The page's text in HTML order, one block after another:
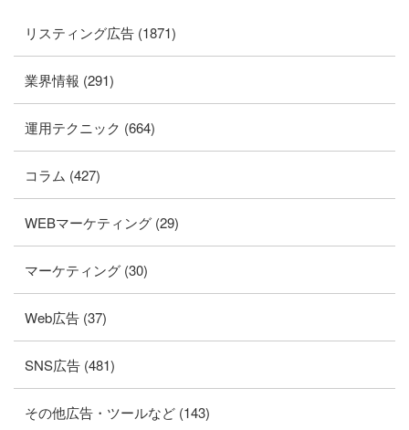
リスティング広告 (1871)
業界情報 (291)
運用テクニック (664)
コラム (427)
WEBマーケティング (29)
マーケティング (30)
Web広告 (37)
SNS広告 (481)
その他広告・ツールなど (143)